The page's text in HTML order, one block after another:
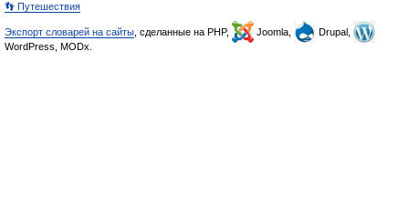
👣 Путешествия
Экспорт словарей на сайты , сделанные на PHP, Joomla,
Drupal,
WordPress, MODx.